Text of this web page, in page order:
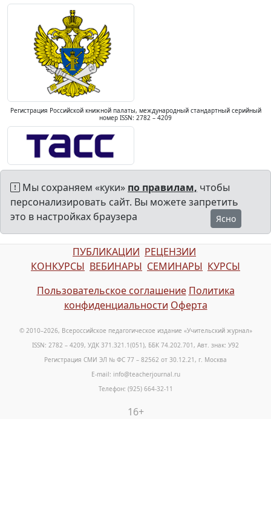
Регистрация Российской книжной палаты, международный стандартный серийный
номер ISSN: 2782 – 4209
Мы сохраняем «куки» по правилам, чтобы
персонализировать сайт. Вы можете запретить
это в настройках браузера
Ясно
ПУБЛИКАЦИИ РЕЦЕНЗИИ
КОНКУРСЫ ВЕБИНАРЫ СЕМИНАРЫ КУРСЫ
Пользовательское соглашение Политика
конфиденциальности Оферта
© 2010–2026, Всероссийское педагогическое издание «Учительский журнал»
ISSN: 2782 – 4209, УДК 371.321.1(051), ББК 74.202.701, Авт. знак: У92
Регистрация СМИ ЭЛ № ФС 77 – 82562 от 30.12.21, г. Москва
E-mail: info@teacherjournal.ru
Телефон: (925) 664-32-11
16+